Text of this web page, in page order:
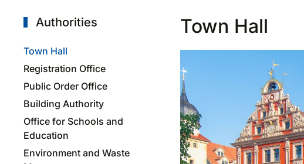
Town Hall
Authorities
Town Hall
Registration Office
Public Order Office
Building Authority
Office for Schools and
Education
Environment and Waste